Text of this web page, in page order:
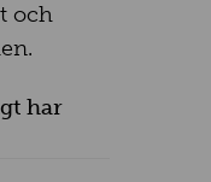
och
har